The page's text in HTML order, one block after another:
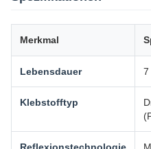
Merkmal
Lebensdauer 7
Klebstofftyp